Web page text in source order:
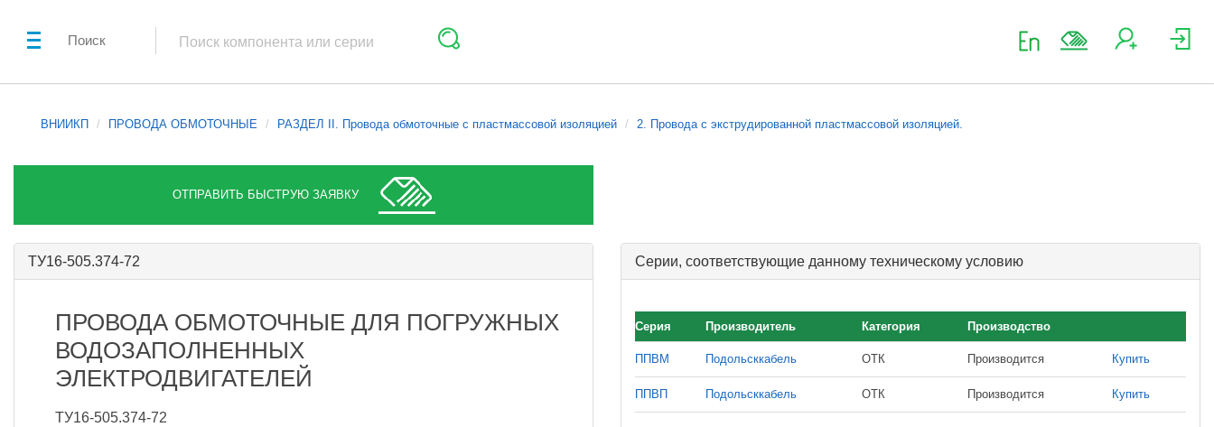
Поиск
ВНИИКП ПРОВОДА ОБМОТОЧНЫЕ РАЗДЕЛ II. Провода обмоточные с пластмассовой изоляцией 2. Провода с экструдированной пластмассовой изоляцией.
ОТПРАВИТЬ БЫСТРУЮ ЗАЯВКУ
ТУ16-505.374-72
ПРОВОДА ОБМОТОЧНЫЕ ДЛЯ ПОГРУЖНЫХ
ВОДОЗАПОЛНЕННЫХ
ЭЛЕКТРОДВИГАТЕЛЕЙ
ТУ16-505.374-72
Серии, соответствующие данному техническому условию
Серия Производитель Категория Производство
ППВМ Подольсккабель ОТК Производится Купить
ППВП Подольсккабель ОТК Производится Купить